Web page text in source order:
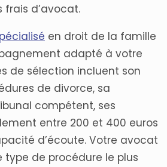
d’avocat.
en droit de la famille
adapté à votre
de sélection incluent son
de divorce, sa
compétent, ses
entre 200 et 400 euros
d’écoute. Votre avocat
type de procédure le plus